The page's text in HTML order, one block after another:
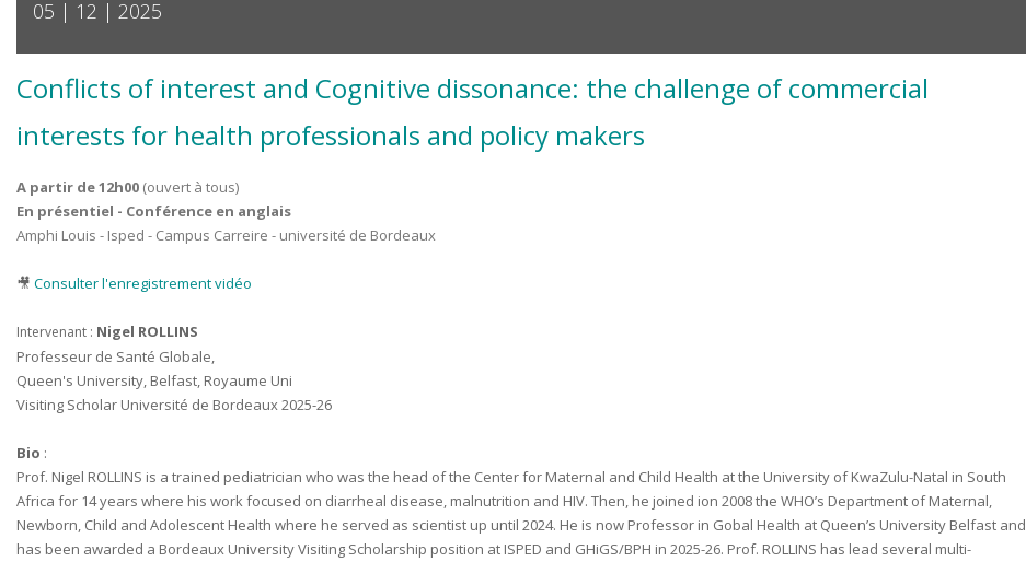
05 | 12 | 2025
Conflicts of interest and Cognitive dissonance: the challenge of commercial
interests for health professionals and policy makers
A partir de 12h00 (ouvert à tous)
En présentiel - Conférence en anglais
Amphi Louis - Isped - Campus Carreire - université de Bordeaux
🎥 Consulter l'enregistrement vidéo
Intervenant : Nigel ROLLINS
Professeur de Santé Globale,
Queen's University, Belfast, Royaume Uni
Visiting Scholar Université de Bordeaux 2025-26
Bio :
Prof. Nigel ROLLINS is a trained pediatrician who was the head of the Center for Maternal and Child Health at the University of KwaZulu-Natal in South
Africa for 14 years where his work focused on diarrheal disease, malnutrition and HIV. Then, he joined ion 2008 the WHO’s Department of Maternal,
Newborn, Child and Adolescent Health where he served as scientist up until 2024. He is now Professor in Gobal Health at Queen’s University Belfast and
has been awarded a Bordeaux University Visiting Scholarship position at ISPED and GHiGS/BPH in 2025-26. Prof. ROLLINS has lead several multi-